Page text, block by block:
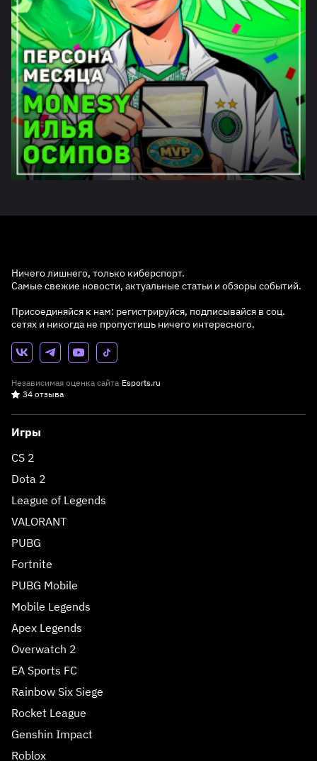
Ничего лишнего, только киберспорт.
Самые свежие новости, актуальные статьи и обзоры событий.
Присоединяйся к нам: регистрируйся, подписывайся в соц.
сетях и никогда не пропустишь ничего интересного.
Независимая оценка сайта Esports.ru
34 отзыва
Игры
CS 2
Dota 2
League of Legends
VALORANT
PUBG
Fortnite
PUBG Mobile
Mobile Legends
Apex Legends
Overwatch 2
EA Sports FC
Rainbow Six Siege
Rocket League
Genshin Impact
Roblox